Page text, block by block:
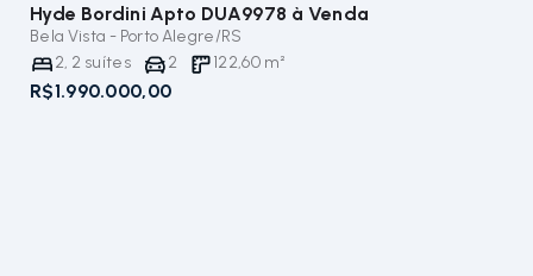
Hyde Bordini Apto DUA9978 à Venda
Bela Vista - Porto Alegre/RS
2, 2 suítes 2 122,60 m²
R$1.990.000,00